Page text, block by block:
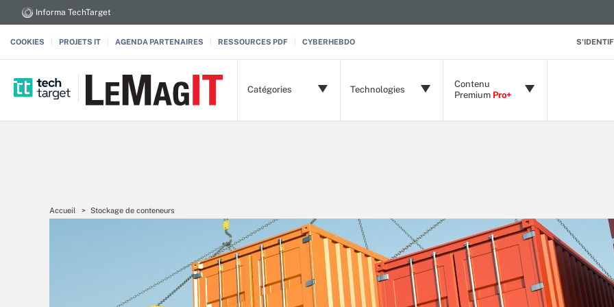
Informa TechTarget
COOKIES PROJETS IT AGENDA PARTENAIRES RESSOURCES PDF CYBERHEBDO
Catégories Technologies
Contenu
Premium Pro+
Accueil Stockage de conteneurs